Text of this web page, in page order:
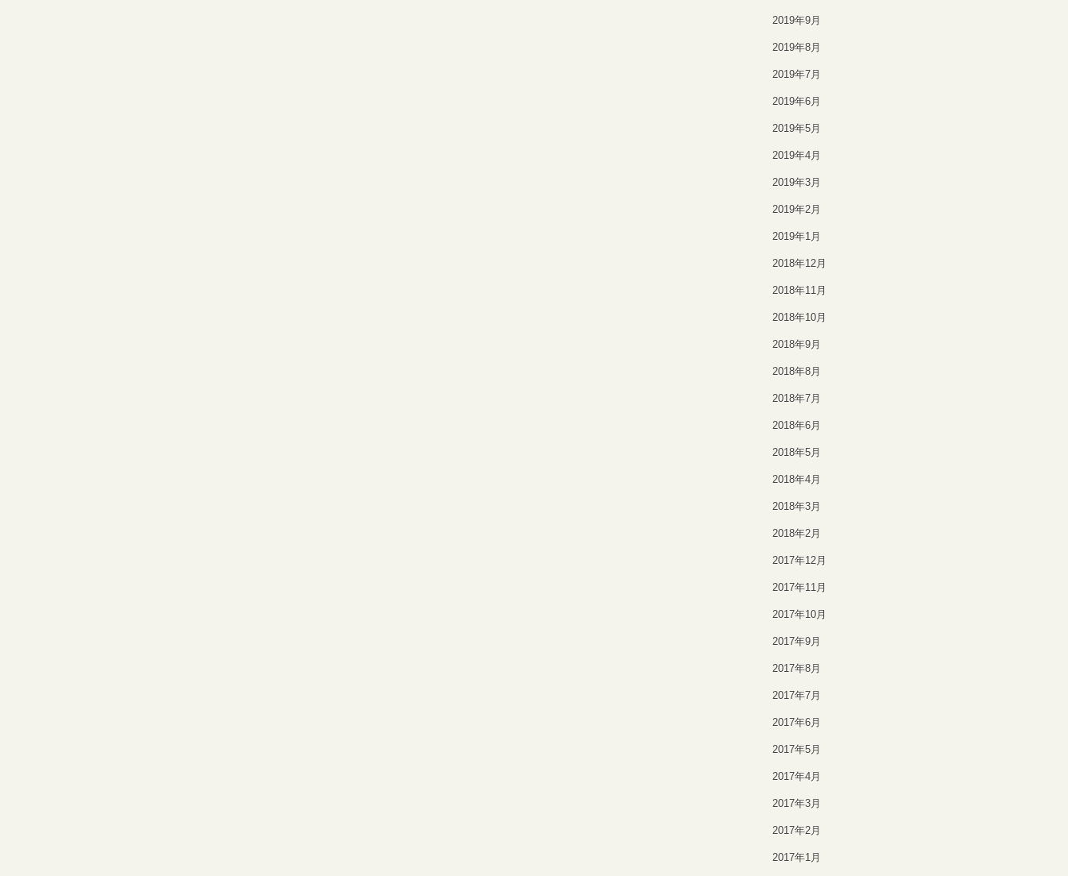
2019年9月
2019年8月
2019年7月
2019年6月
2019年5月
2019年4月
2019年3月
2019年2月
2019年1月
2018年12月
2018年11月
2018年10月
2018年9月
2018年8月
2018年7月
2018年6月
2018年5月
2018年4月
2018年3月
2018年2月
2017年12月
2017年11月
2017年10月
2017年9月
2017年8月
2017年7月
2017年6月
2017年5月
2017年4月
2017年3月
2017年2月
2017年1月